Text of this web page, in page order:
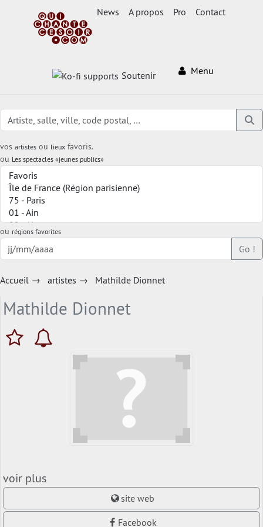
News A propos Pro Contact
Soutenir Menu
vos artistes ou lieux favoris.
ou Les spectacles «jeunes publics»
ou régions favorites
Go !
Accueil → artistes → Mathilde Dionnet
Mathilde Dionnet
voir plus
site web
Facebook